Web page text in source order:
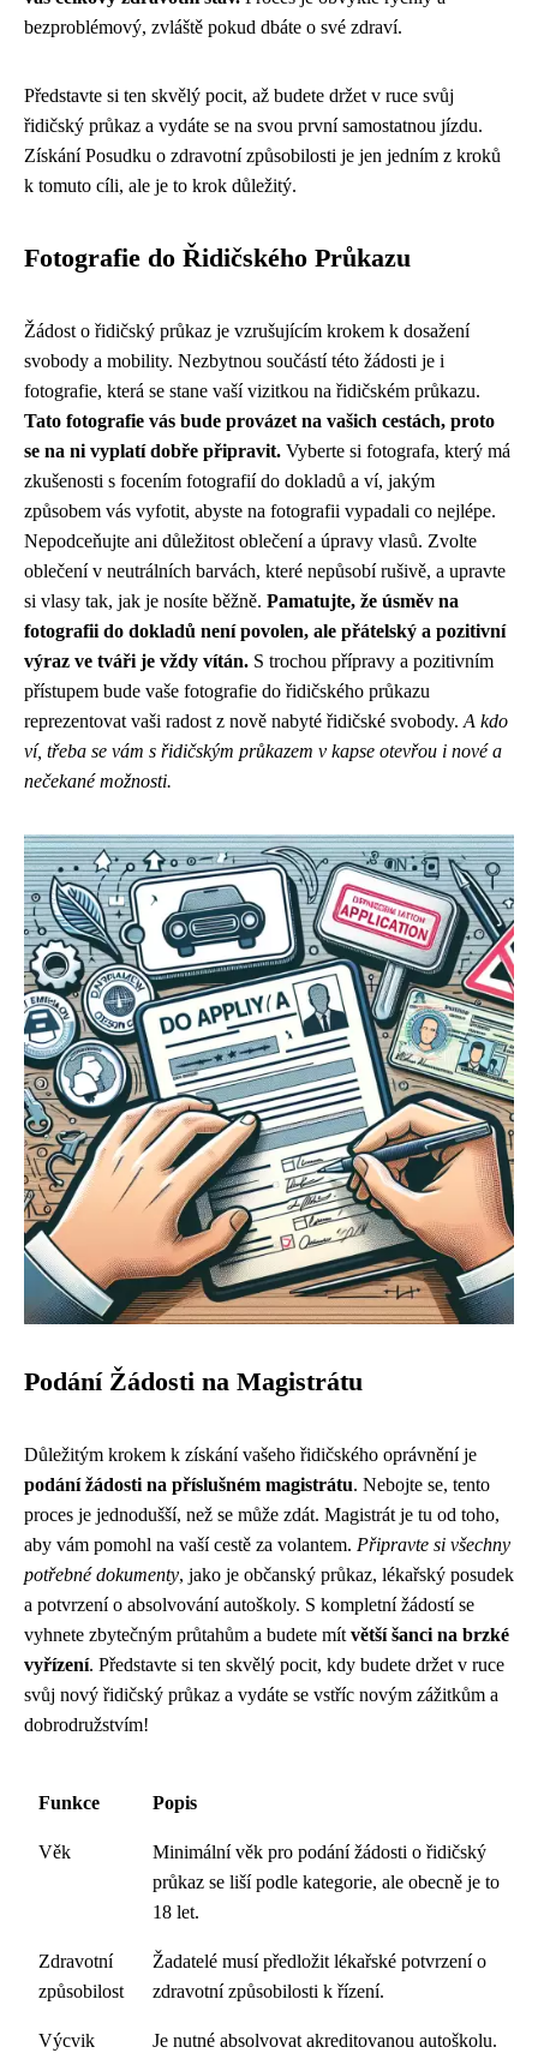
bezproblémový, zvláště pokud dbáte o své zdraví.
Představte si ten skvělý pocit, až budete držet v ruce svůj
řidičský průkaz a vydáte se na svou první samostatnou jízdu.
Získání Posudku o zdravotní způsobilosti je jen jedním z kroků
k tomuto cíli, ale je to krok důležitý.
Fotografie do Řidičského Průkazu
Žádost o řidičský průkaz je vzrušujícím krokem k dosažení
svobody a mobility. Nezbytnou součástí této žádosti je i
fotografie, která se stane vaší vizitkou na řidičském průkazu.
Tato fotografie vás bude provázet na vašich cestách, proto
se na ni vyplatí dobře připravit. Vyberte si fotografa, který má
zkušenosti s focením fotografií do dokladů a ví, jakým
způsobem vás vyfotit, abyste na fotografii vypadali co nejlépe.
Nepodceňujte ani důležitost oblečení a úpravy vlasů. Zvolte
oblečení v neutrálních barvách, které nepůsobí rušivě, a upravte
si vlasy tak, jak je nosíte běžně. Pamatujte, že úsměv na
fotografii do dokladů není povolen, ale přátelský a pozitivní
výraz ve tváři je vždy vítán. S trochou přípravy a pozitivním
přístupem bude vaše fotografie do řidičského průkazu
reprezentovat vaši radost z nově nabyté řidičské svobody. A kdo
ví, třeba se vám s řidičským průkazem v kapse otevřou i nové a
nečekané možnosti.
Podání Žádosti na Magistrátu
Důležitým krokem k získání vašeho řidičského oprávnění je
podání žádosti na příslušném magistrátu. Nebojte se, tento
proces je jednodušší, než se může zdát. Magistrát je tu od toho,
aby vám pomohl na vaší cestě za volantem. Připravte si všechny
potřebné dokumenty, jako je občanský průkaz, lékařský posudek
a potvrzení o absolvování autoškoly. S kompletní žádostí se
vyhnete zbytečným průtahům a budete mít větší šanci na brzké
vyřízení. Představte si ten skvělý pocit, kdy budete držet v ruce
svůj nový řidičský průkaz a vydáte se vstříc novým zážitkům a
dobrodružstvím!
Funkce Popis
Věk
Minimální věk pro podání žádosti o řidičský
průkaz se liší podle kategorie, ale obecně je to
18 let.
Zdravotní
způsobilost
Žadatelé musí předložit lékařské potvrzení o
zdravotní způsobilosti k řízení.
Výcvik Je nutné absolvovat akreditovanou autoškolu.